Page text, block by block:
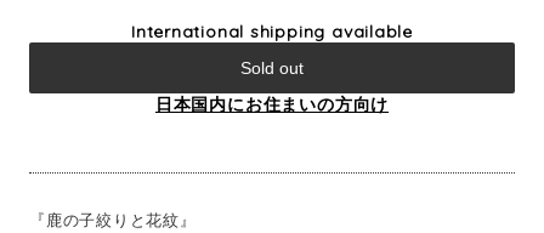
International shipping available
Sold out
日本国内にお住まいの方向け
『鹿の子絞りと花紋』